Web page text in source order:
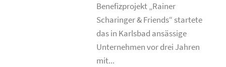
Benefizprojekt „Rainer
Scharinger & Friends“ startete
das in Karlsbad ansässige
Unternehmen vor drei Jahren
mit...